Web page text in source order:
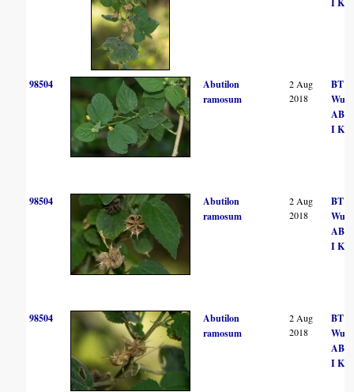
I
98504
Abutilon
ramosum
2 Aug
2018
BT
AB
I
98504
Abutilon
ramosum
2 Aug
2018
BT
AB
I
98504
Abutilon
ramosum
2 Aug
2018
BT
AB
I